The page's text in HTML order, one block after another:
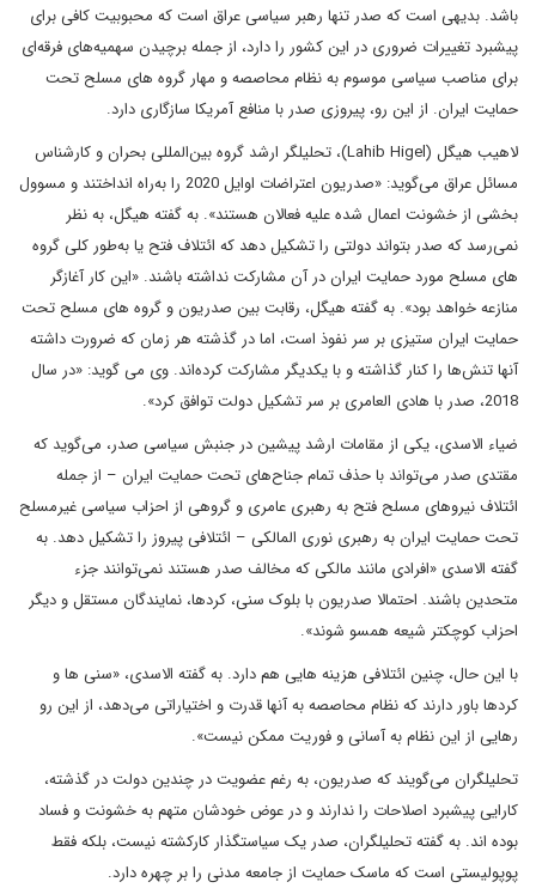
باشد. بدیهی است که صدر تنها رهبر سیاسی عراق است که محبوبیت کافی برای
پیشبرد تغییرات ضروری در این کشور را دارد، از جمله برچیدن سهمیه‌های فرقه‌ای
برای مناصب سیاسی موسوم به نظام محاصصه و مهار گروه های مسلح تحت
حمایت ایران. از این رو، پیروزی صدر با منافع آمریکا سازگاری دارد.
لاهیب هیگل (Lahib Higel)، تحلیلگر ارشد گروه بین‌المللی بحران و کارشناس
مسائل عراق می‌گوید: «صدریون اعتراضات اوایل 2020 را به‌راه انداختند و مسوول
بخشی از خشونت اعمال شده علیه فعالان هستند». به گفته هیگل، به نظر
نمی‌رسد که صدر بتواند دولتی را تشکیل دهد که ائتلاف فتح یا به‌طور کلی گروه
های مسلح مورد حمایت ایران در آن مشارکت نداشته باشند. «این کار آغازگر
منازعه خواهد بود». به گفته هیگل، رقابت بین صدریون و گروه های مسلح تحت
حمایت ایران ستیزی بر سر نفوذ است، اما در گذشته هر زمان که ضرورت داشته
آنها تنش‌ها را کنار گذاشته و با یکدیگر مشارکت کرده‌اند. وی می گوید: «در سال
2018، صدر با هادی العامری بر سر تشکیل دولت توافق کرد».
ضیاء الاسدی، یکی از مقامات ارشد پیشین در جنبش سیاسی صدر، می‌گوید که
مقتدی صدر می‌تواند با حذف تمام جناح‌های تحت حمایت ایران – از جمله
ائتلاف نیروهای مسلح فتح به رهبری عامری و گروهی از احزاب سیاسی غیرمسلح
تحت حمایت ایران به رهبری نوری المالکی – ائتلافی پیروز را تشکیل دهد. به
گفته الاسدی «افرادی مانند مالکی که مخالف صدر هستند نمی‌توانند جزء
متحدین باشند. احتمالا صدریون با بلوک سنی، کردها، نمایندگان مستقل و دیگر
احزاب کوچکتر شیعه همسو شوند».
با این حال، چنین ائتلافی هزینه ‌هایی هم دارد. به گفته الاسدی، «سنی ‌ها و
کردها باور دارند که نظام محاصصه به آنها قدرت و اختیاراتی می‌دهد، از این رو
رهایی از این نظام به ‌آسانی و فوریت ممکن نیست».
تحلیلگران می‌گویند که صدریون، به رغم عضویت در چندین دولت در گذشته،
کارایی پیشبرد اصلاحات را ندارند و در عوض خودشان متهم به خشونت و فساد
بوده اند. به گفته تحلیلگران، صدر یک سیاستگذار کارکشته نیست، بلکه فقط
پوپولیستی است که ماسک حمایت از جامعه مدنی را بر چهره دارد.